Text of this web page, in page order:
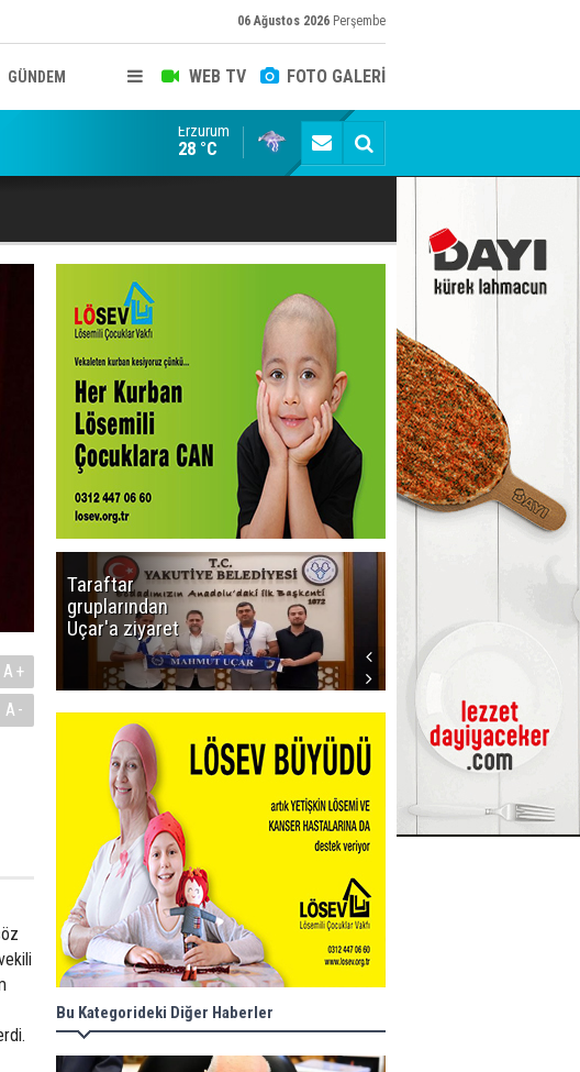
06 Ağustos 2026 Perşembe
WEB TV FOTO GALERİ
GÜNDEM
Seydikemer'de Yangın Sonrası Seferberlik
Erzurum
28 °C
A+
A-
Taraftar
gruplarından
Uçar'a ziyaret
başlıyor! İlk
düdük Bolu'da
çalacak
Bu Kategorideki Diğer Haberler